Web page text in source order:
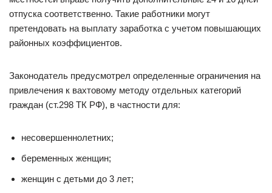
отпуска соответственно. Такие работники могут
претендовать на выплату заработка с учетом повышающих
районных коэффициентов.
Законодатель предусмотрел определенные ограничения на
привлечения к вахтовому методу отдельных категорий
граждан (ст.298 ТК РФ), в частности для:
несовершеннолетних;
беременных женщин;
женщин с детьми до 3 лет;